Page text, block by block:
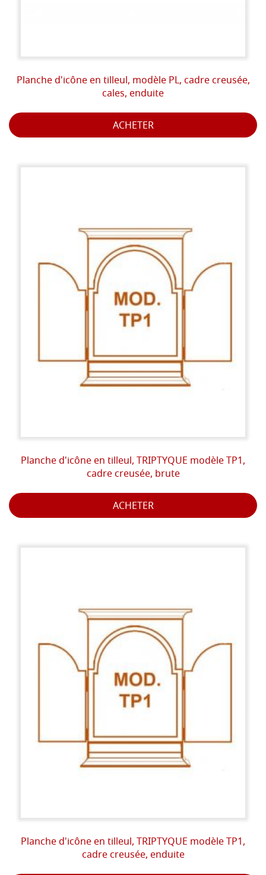
Planche d'icône en tilleul, modèle PL, cadre creusée,
cales, enduite
ACHETER
Planche d'icône en tilleul, TRIPTYQUE modèle TP1,
cadre creusée, brute
ACHETER
Planche d'icône en tilleul, TRIPTYQUE modèle TP1,
cadre creusée, enduite